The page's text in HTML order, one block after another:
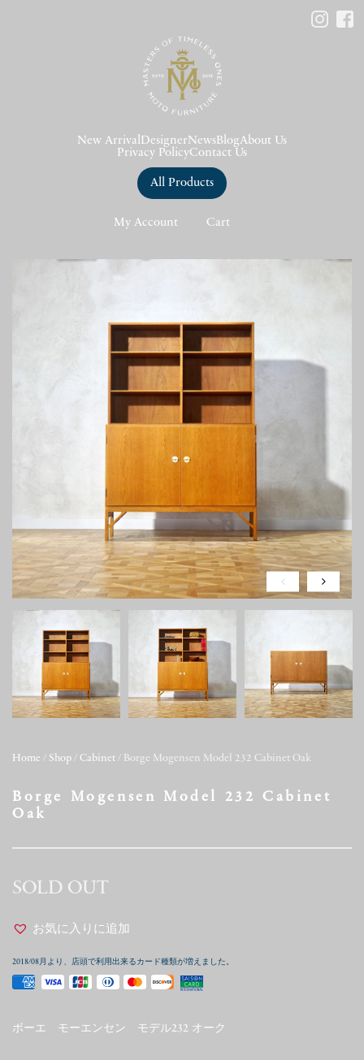
New Arrival DesignerNews BlogAbout Us
Privacy PolicyContact Us
All Products
My Account Cart
Home / Shop / Cabinet / Borge Mogensen Model 232 Cabinet Oak
Borge Mogensen Model 232 Cabinet
Oak
SOLD OUT
お気に入りに追加
2018/08月より、店頭で利用出来るカード種類が増えました。
ボーエ モーエンセン モデル232 オーク